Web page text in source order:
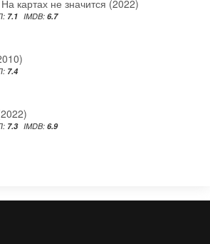
картах не значится (2022)
7.1 IMDB: 6.7
7.4
7.3 IMDB: 6.9